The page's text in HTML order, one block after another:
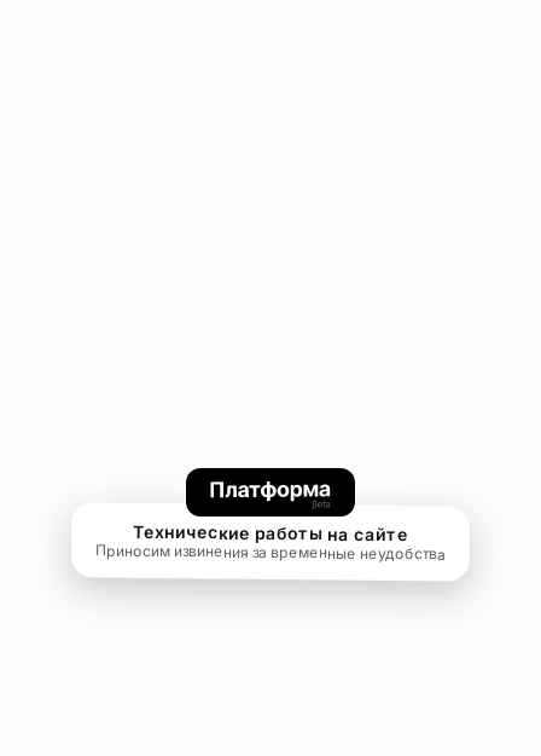
Технические работы на сайте
Приносим извинения за временные неудобства